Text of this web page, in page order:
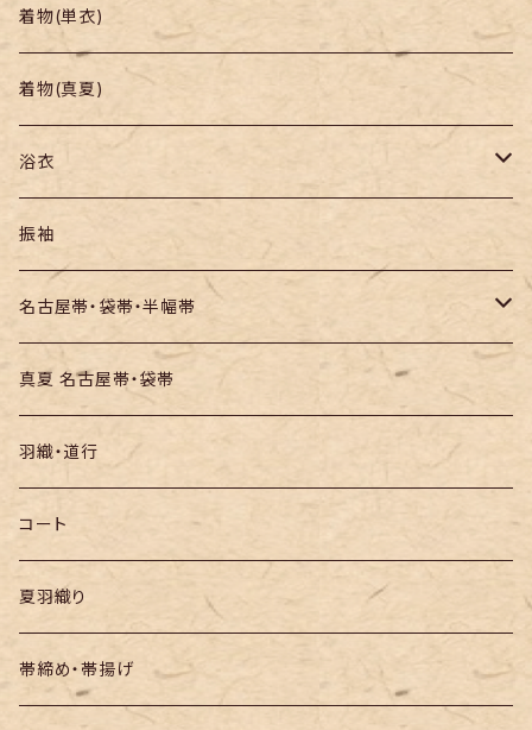
帯
羽織り・道行
小紋
色無地・江戸小紋
紬
訪問着・付下
お召し
着物(単衣)
着物(真夏)
浴衣
セオα・ポリ
木綿・綿麻
絞りの浴衣
振袖
名古屋帯・袋帯・半幅帯
名古屋帯
袋帯
半幅帯
真夏 名古屋帯・袋帯
羽織・道行
コート
夏羽織り
帯締め・帯揚げ